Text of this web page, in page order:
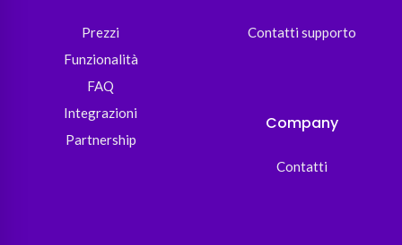
Prezzi
Funzionalità
FAQ
Integrazioni
Partnership
Contatti supporto
Company
Contatti